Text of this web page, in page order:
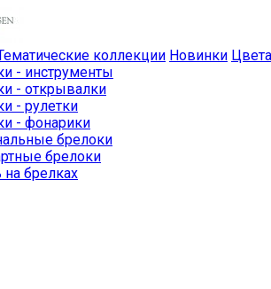
коллекции Новинки Цвета
- инструменты
- открывалки
- рулетки
- фонарики
брелоки
брелоки
на брелках